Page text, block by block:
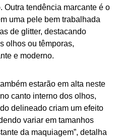
tendência marcante é o
uma pele bem trabalhada
de glitter, destacando
olhos ou têmporas,
e moderno.
estarão em alta neste
canto interno dos olhos,
delineado criam um efeito
variar em tamanhos
da maquiagem”, detalha